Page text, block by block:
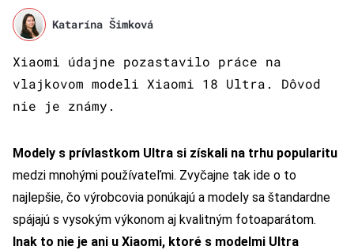
Katarína Šimková
Xiaomi údajne pozastavilo práce na
vlajkovom modeli Xiaomi 18 Ultra. Dôvod
nie je známy.
Modely s prívlastkom Ultra si získali na trhu popularitu
medzi mnohými používateľmi. Zvyčajne tak ide o to
najlepšie, čo výrobcovia ponúkajú a modely sa štandardne
spájajú s vysokým výkonom aj kvalitným fotoaparátom.
Inak to nie je ani u Xiaomi, ktoré s modelmi Ultra